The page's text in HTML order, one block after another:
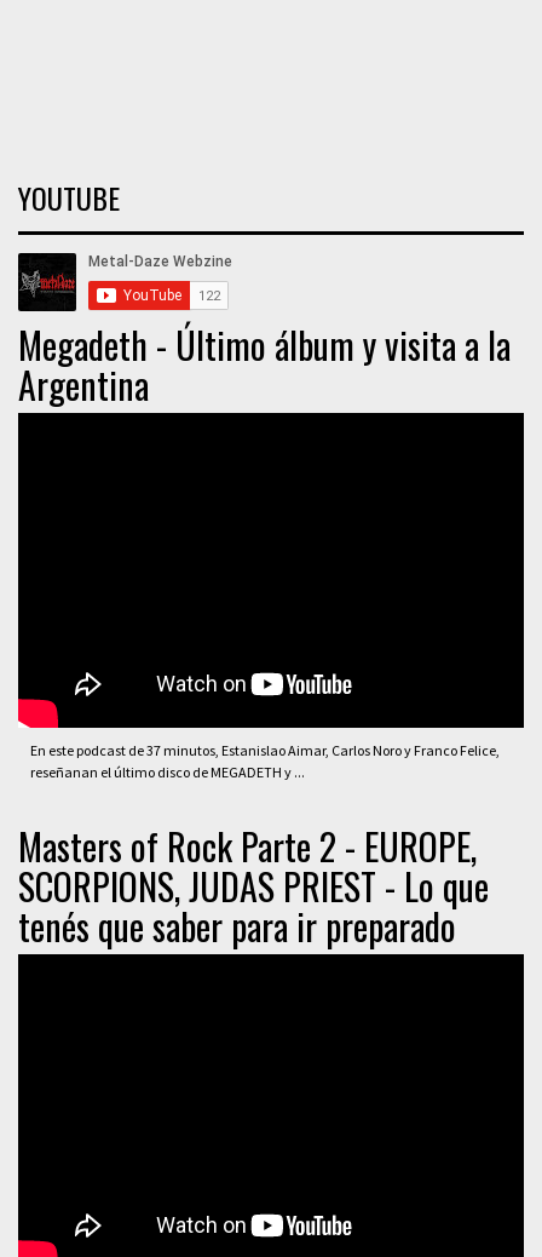
YOUTUBE
Megadeth - Último álbum y visita a la
Argentina
En este podcast de 37 minutos, Estanislao Aimar, Carlos Noro y Franco Felice,
reseñanan el último disco de MEGADETH y ...
Masters of Rock Parte 2 - EUROPE,
SCORPIONS, JUDAS PRIEST - Lo que
tenés que saber para ir preparado